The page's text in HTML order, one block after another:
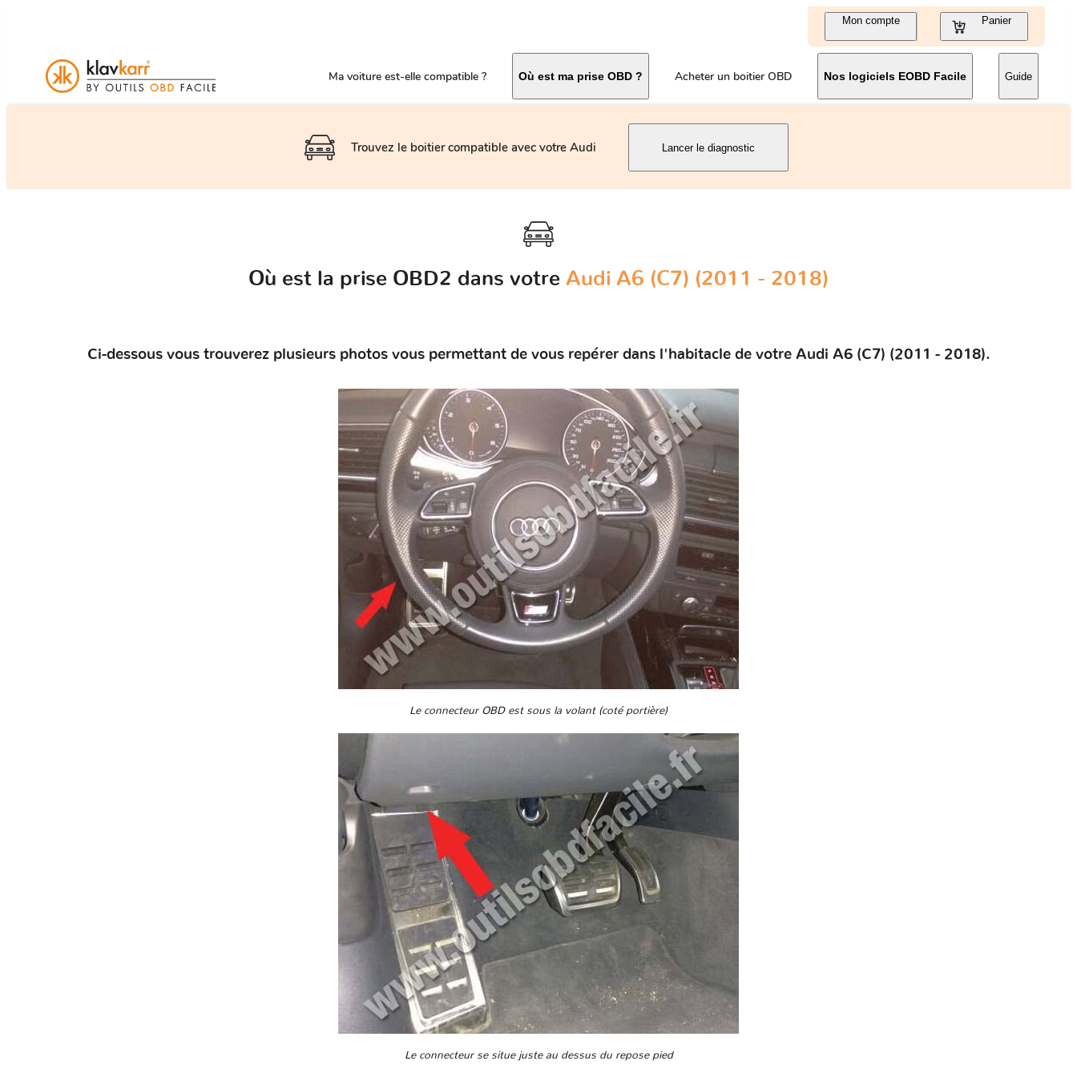
Mon compte Panier
Ma voiture est-elle compatible ? Où est ma prise OBD ? Acheter un boitier OBD Nos logiciels EOBD Facile Guide
Trouvez le boitier compatible avec votre Audi Lancer le diagnostic
Où est la prise OBD2 dans votre Audi A6 (C7) (2011 - 2018)
Ci-dessous vous trouverez plusieurs photos vous permettant de vous repérer dans l'habitacle de votre Audi A6 (C7) (2011 - 2018).
Le connecteur OBD est sous la volant (coté portière)
Le connecteur se situe juste au dessus du repose pied